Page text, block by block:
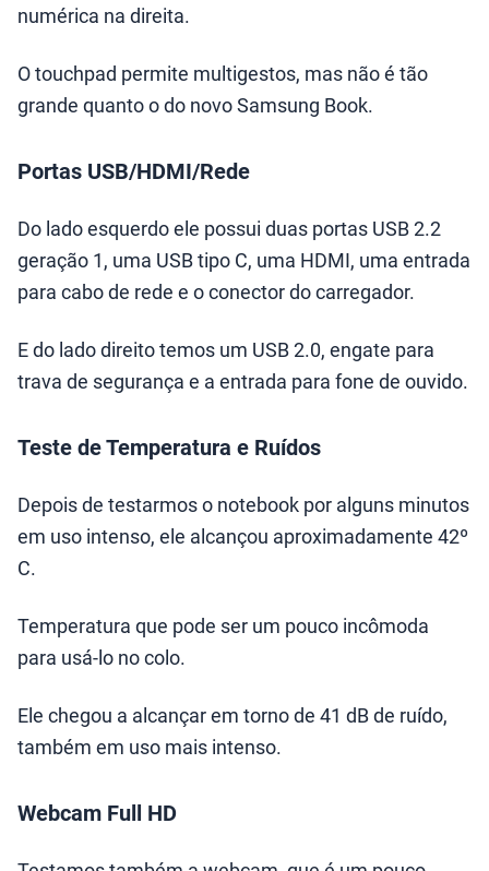
numérica na direita.
O touchpad permite multigestos, mas não é tão
grande quanto o do novo Samsung Book.
Portas USB/HDMI/Rede
Do lado esquerdo ele possui duas portas USB 2.2
geração 1, uma USB tipo C, uma HDMI, uma entrada
para cabo de rede e o conector do carregador.
E do lado direito temos um USB 2.0, engate para
trava de segurança e a entrada para fone de ouvido.
Teste de Temperatura e Ruídos
Depois de testarmos o notebook por alguns minutos
em uso intenso, ele alcançou aproximadamente 42º
C.
Temperatura que pode ser um pouco incômoda
para usá-lo no colo.
Ele chegou a alcançar em torno de 41 dB de ruído,
também em uso mais intenso.
Webcam Full HD